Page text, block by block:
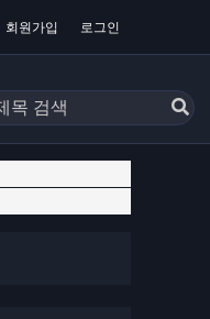
회원가입 로그인